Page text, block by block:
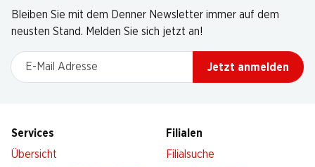
Bleiben Sie mit dem Denner Newsletter immer auf dem
neusten Stand. Melden Sie sich jetzt an!
E-Mail Adresse
Jetzt anmelden
Services
Übersicht
Filialen
Filialsuche